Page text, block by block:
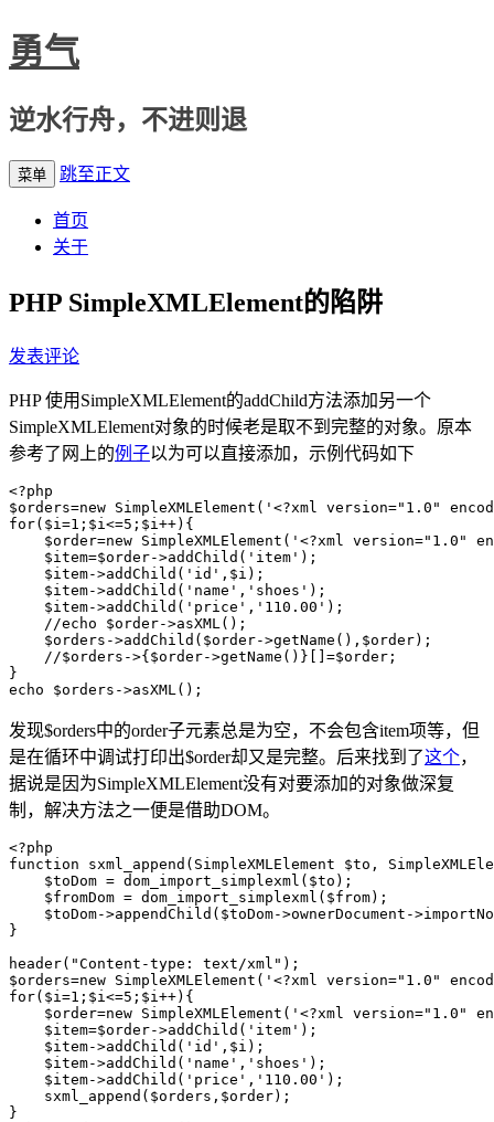
勇气
逆水行舟，不进则退
菜单 跳至正文
首页
关于
PHP SimpleXMLElement的陷阱
发表评论
PHP 使用SimpleXMLElement的addChild方法添加另一个
SimpleXMLElement对象的时候老是取不到完整的对象。原本
参考了网上的例子以为可以直接添加，示例代码如下
<?php
$orders=new SimpleXMLElement('<?xml version="1.0"
for($i=1;$i<=5;$i++){
$order=new SimpleXMLElement('<?xml version="1.0"
    $item=$order->addChild('item');
    $item->addChild('id',$i);
    $item->addChild('name','shoes');
    $item->addChild('price','110.00');
    //echo $order->asXML();
    $orders->addChild($order->getName(),$order);
    //$orders->{$order->getName()}[]=$order;
}
发现$orders中的order子元素总是为空，不会包含item项等，但
是在循环中调试打印出$order却又是完整。后来找到了这个，
据说是因为SimpleXMLElement没有对要添加的对象做深复
制，解决方法之一便是借助DOM。
<?php
function sxml_append(SimpleXMLElement $to,
    $toDom = dom_import_simplexml($to);
    $fromDom = dom_import_simplexml($from);
$toDom->appendChild($toDom->ownerDocument-
}
header("Content-type: text/xml");
$orders=new SimpleXMLElement('<?xml version="1.0"
for($i=1;$i<=5;$i++){
$order=new SimpleXMLElement('<?xml version="1.0"
    $item=$order->addChild('item');
    $item->addChild('id',$i);
    $item->addChild('name','shoes');
    $item->addChild('price','110.00');
    sxml_append($orders,$order);
}